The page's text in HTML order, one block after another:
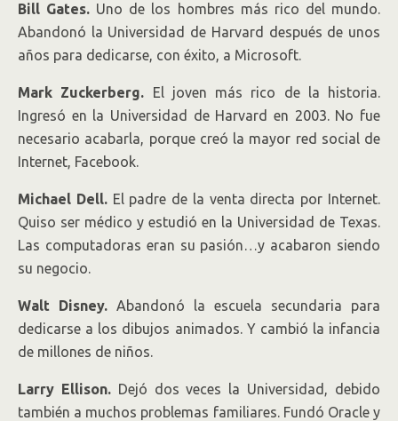
Bill Gates. Uno de los hombres más rico del mundo.
Abandonó la Universidad de Harvard después de unos
años para dedicarse, con éxito, a Microsoft.
Mark Zuckerberg. El joven más rico de la historia.
Ingresó en la Universidad de Harvard en 2003. No fue
necesario acabarla, porque creó la mayor red social de
Internet, Facebook.
Michael Dell.El padre de la venta directa por Internet.
Quiso ser médico y estudió en la Universidad de Texas.
Las computadoras eran su pasión…y acabaron siendo
su negocio.
Walt Disney. Abandonó la escuela secundaria para
dedicarse a los dibujos animados. Y cambió la infancia
de millones de niños.
Larry Ellison. Dejó dos veces la Universidad, debido
también a muchos problemas familiares. Fundó Oracle y